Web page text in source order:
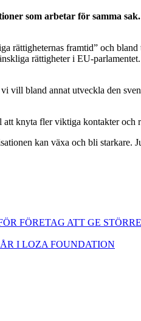
som arbetar för samma
rättigheternas framtid” och
rättigheter i EU-
bland annat utveckla den
knyta fler viktiga kontakter och
kan växa och bli starkare.
FÖRETAG ATT GE
I LOZA FOUNDATION